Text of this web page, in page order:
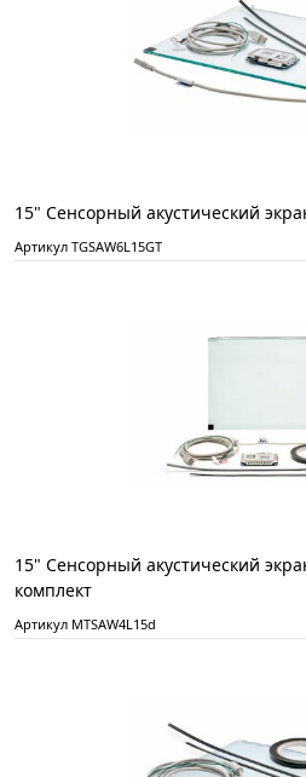
15" Сенсорный акустический
Артикул TGSAW6L15GT
15" Сенсорный акустический
комплект
Артикул MTSAW4L15d